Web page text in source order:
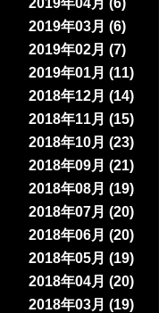
2019年04月 (6)
2019年03月 (6)
2019年02月 (7)
2019年01月 (11)
2018年12月 (14)
2018年11月 (15)
2018年10月 (23)
2018年09月 (21)
2018年08月 (19)
2018年07月 (20)
2018年06月 (20)
2018年05月 (19)
2018年04月 (20)
2018年03月 (19)